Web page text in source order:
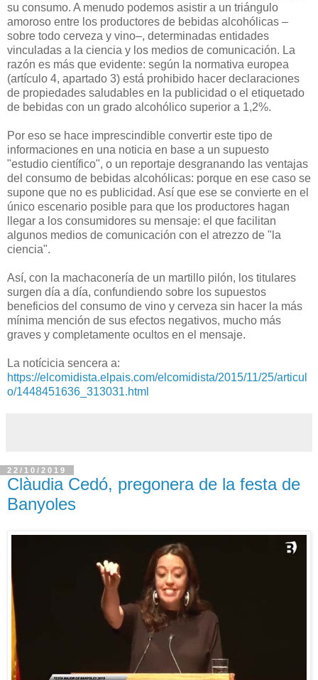
su consumo. A menudo podemos asistir a un triángulo
amoroso entre los productores de bebidas alcohólicas –
sobre todo cerveza y vino–, determinadas entidades
vinculadas a la ciencia y los medios de comunicación. La
razón es más que evidente: según la normativa europea
(artículo 4, apartado 3) está prohibido hacer declaraciones
de propiedades saludables en la publicidad o el etiquetado
de bebidas con un grado alcohólico superior a 1,2%.
Por eso se hace imprescindible convertir este tipo de
informaciones en una noticia en base a un supuesto
"estudio científico", o un reportaje desgranando las ventajas
del consumo de bebidas alcohólicas: porque en ese caso se
supone que no es publicidad. Así que ese se convierte en el
único escenario posible para que los productores hagan
llegar a los consumidores su mensaje: el que facilitan
algunos medios de comunicación con el atrezzo de "la
ciencia".
Así, con la machaconería de un martillo pilón, los titulares
surgen día a día, confundiendo sobre los supuestos
beneficios del consumo de vino y cerveza sin hacer la más
mínima mención de sus efectos negativos, mucho más
graves y completamente ocultos en el mensaje.
La notícicia sencera a:
https://elcomidista.elpais.com/elcomidista/2015/11/25/articul
o/1448451636_313031.html
22/10/2019
Clàudia Cedó, pregonera de la festa de
Banyoles